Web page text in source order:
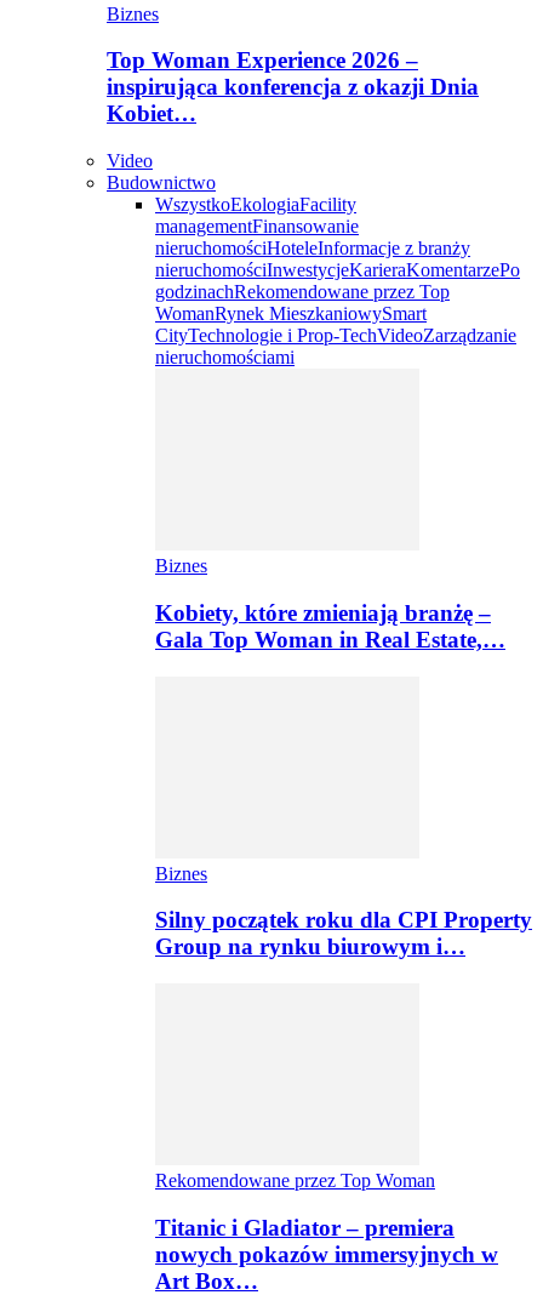
Biznes
Top Woman Experience 2026 –
inspirująca konferencja z okazji Dnia
Kobiet…
Video
Budownictwo
WszystkoEkologiaFacility
managementFinansowanie
nieruchomościHoteleInformacje z branży
nieruchomościInwestycjeKarieraKomentarzePo
godzinachRekomendowane przez Top
WomanRynek MieszkaniowySmart
CityTechnologie i Prop-TechVideoZarządzanie
nieruchomościami
Biznes
Kobiety, które zmieniają branżę –
Gala Top Woman in Real Estate,…
Biznes
Silny początek roku dla CPI Property
Group na rynku biurowym i…
Rekomendowane przez Top Woman
Titanic i Gladiator – premiera
nowych pokazów immersyjnych w
Art Box…